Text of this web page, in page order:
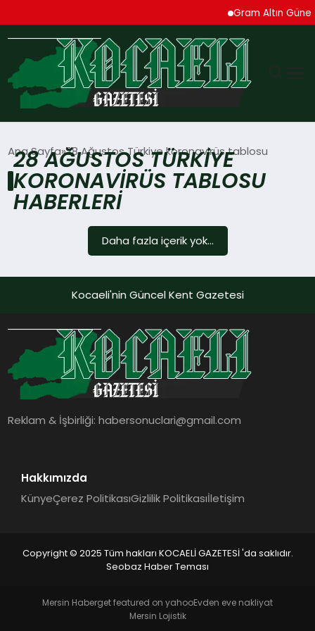
Gram Altın Güne
TEKNOLOJI
EKONOMI
YAŞAM
DÜNYA
Ana Sayfa 28 Ağustos Türkiye koronavirüs tablosu
28 AĞUSTOS TÜRKIYE
KORONAVIRÜS TABLOSU
HABERLERI
Daha fazla içerik yok...
Kocaeli'nin Güncel Kent Gazetesi
Reklam & İşbirliği:habersonuclari@gmail.com
Hakkımızda
KünyeÇerez PolitikasıGizlilik Politikasıİletişim
Copyright © 2025 Tüm hakları KOCAELİ GAZETESİ 'da saklıdır.
Seobaz Haber Teması
Mersin Haberget featured on yahooEvden eve nakliyat
Mersin Lojistik